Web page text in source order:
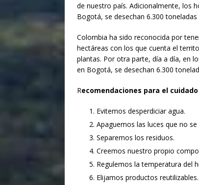
de nuestro país. Adicionalmente, los
Bogotá, se desechan 6.300 toneladas
Colombia ha sido reconocida por
hectáreas con los que cuenta el
plantas. Por otra parte, día a día, en
en Bogotá, se desechan 6.300
Recomendaciones para el
Evitemos desperdiciar agua.
Apaguemos las luces que no se
Separemos los residuos.
Creemos nuestro propio
Regulemos la temperatura del
Elijamos productos reutilizables.